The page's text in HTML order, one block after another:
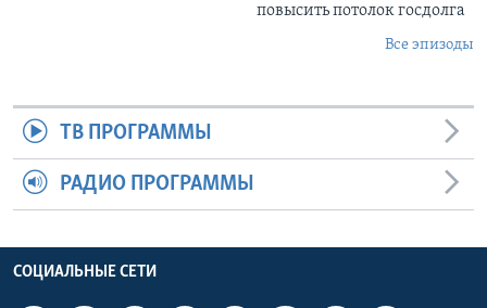
повысить потолок госдолга
Все эпизоды
ТВ ПРОГРАММЫ
РАДИО ПРОГРАММЫ
СОЦИАЛЬНЫЕ СЕТИ